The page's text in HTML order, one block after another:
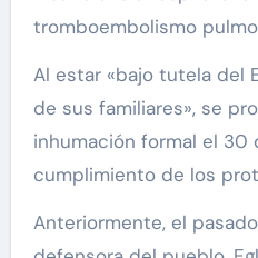
tromboembolismo
Al estar «bajo tutela del
de sus familiares», se
inhumación formal el 30
cumplimiento de los
Anteriormente, el